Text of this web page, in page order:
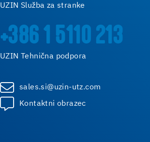
UZIN Služba za stranke
+386 1 5110 213
UZIN Tehnična podpora
sales.si@uzin-utz.com
Kontaktni obrazec